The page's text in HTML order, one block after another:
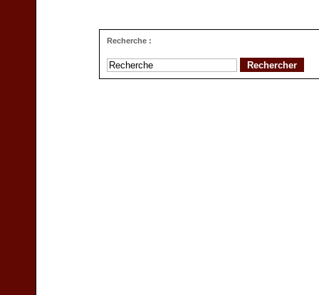
Recherche :